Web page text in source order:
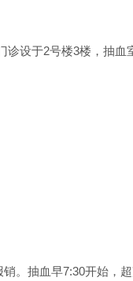
诊设于2号楼3楼，抽血
。抽血早7:30开始，